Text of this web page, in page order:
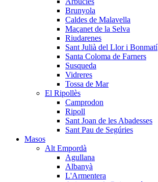
Brunyola
Caldes de Malavella
Maçanet de la Selva
Riudarenes
Sant Julià del Llor i Bonmatí
Santa Coloma de Farners
Susqueda
Vidreres
Tossa de Mar
El Ripollès
Camprodon
Ripoll
Sant Joan de les Abadesses
Sant Pau de Segúries
Masos
Alt Empordà
Agullana
Albanyà
L'Armentera